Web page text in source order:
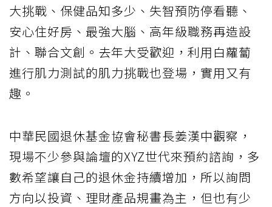
大挑戰、保健品知多少、失智預防停看聽、
安心住好房、最強大腦、高年級職務再造設
計、聯合文創。去年大受歡迎，利用白蘿蔔
進行肌力測試的肌力挑戰也登場，實用又有
趣。
中華民國退休基金協會秘書長姜漢中觀察，
現場不少參與論壇的XYZ世代來預約諮詢，多
數希望讓自己的退休金持續增加，所以詢問
方向以投資、理財產品規畫為主，但也有少